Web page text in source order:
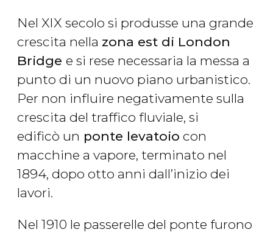
Nel XIX secolo si produsse una grande
crescita nella zona est di London
Bridge e si rese necessaria la messa a
punto di un nuovo piano urbanistico.
Per non influire negativamente sulla
crescita del traffico fluviale, si
edificò un ponte levatoio con
macchine a vapore, terminato nel
1894, dopo otto anni dall’inizio dei
lavori.
Nel 1910 le passerelle del ponte furono